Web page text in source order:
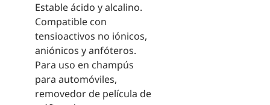
Estable ácido y alcalino.
Compatible con
tensioactivos no iónicos,
aniónicos y anfóteros.
Para uso en champús
para automóviles,
removedor de película de